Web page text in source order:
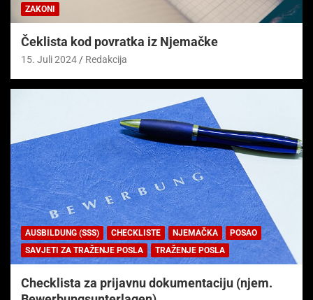
ZAKONI
Čeklista kod povratka iz Njemačke
15. Juli 2024 Redakcija
AUSBILDUNG (SSS) CHECKLISTE NJEMAČKA
POSAO
SAVJETI ZA TRAŽENJE POSLA
TRAŽENJE POSLA
Checklista za prijavnu dokumentaciju (njem.